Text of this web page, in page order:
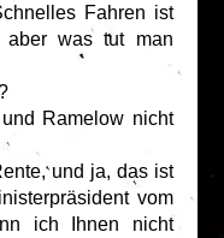
Fahren ist
aber was tut man
Ramelow nicht
und ja, das ist
vom
ich Ihnen nicht